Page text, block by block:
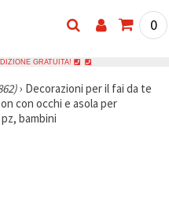
0
GRATUITA!
› Decorazioni per il fai da te
con occhi e asola per
bambini